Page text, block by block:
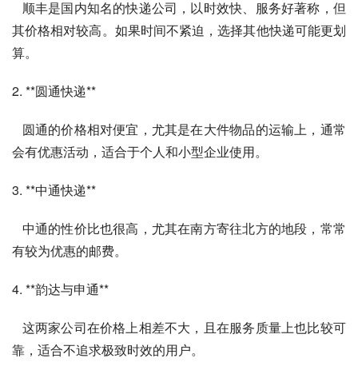
其价格相对较高。如果时间不紧迫，选择其他快递可能更划
算。
2. **圆通快递**
会有优惠活动，适合于个人和小型企业使用。
3. **中通快递**
有较为优惠的邮费。
4. **韵达与申通**
靠，适合不追求极致时效的用户。